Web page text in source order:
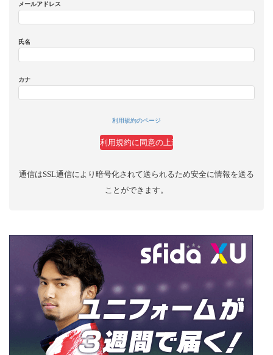
メールアドレス
氏名
カナ
利用規約のページ
通信はSSL通信により暗号化されて送られるため安全に情報を送る
ことができます。